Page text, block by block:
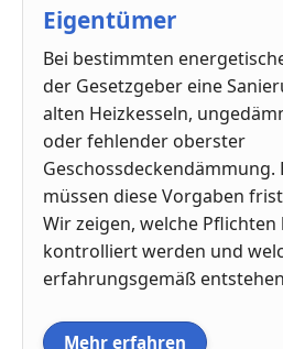
Eigentümer
Bei bestimmten
der Gesetzgeber eine
alten Heizkesseln,
oder fehlender oberster
müssen diese Vorgaben
Wir zeigen, welche Pflichten
kontrolliert werden und
erfahrungsgemäß
Mehr erfahren